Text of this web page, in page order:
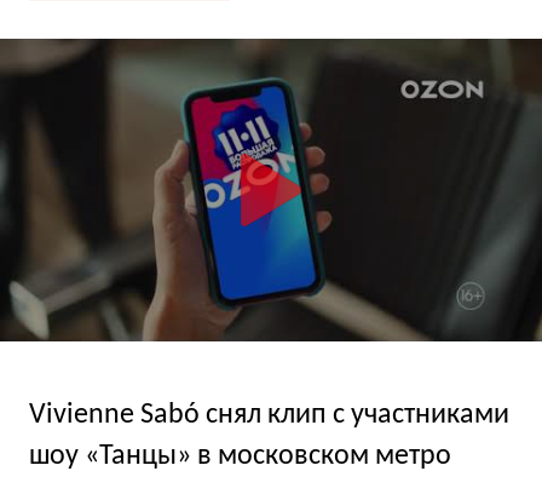
Vivienne Sabó снял клип с участниками
шоу «Танцы» в московском метро